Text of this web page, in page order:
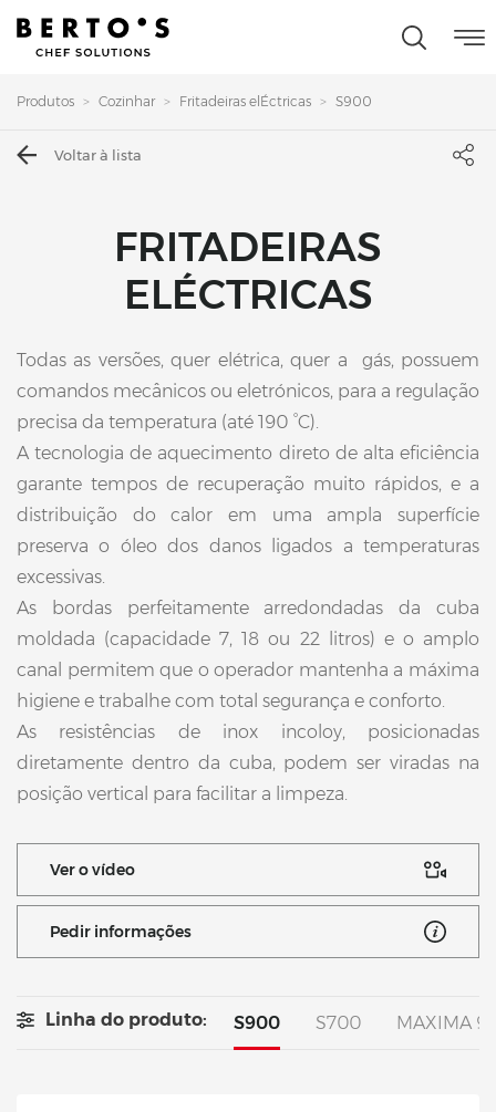
Produtos Cozinhar Fritadeiras elÉctricas S900
Voltar à lista
FRITADEIRAS
ELÉCTRICAS
Todas as versões, quer elétrica, quer a gás, possuem
comandos mecânicos ou eletrónicos, para a regulação
precisa da temperatura (até 190 °C).
A tecnologia de aquecimento direto de alta eficiência
garante tempos de recuperação muito rápidos, e a
distribuição do calor em uma ampla superfície
preserva o óleo dos danos ligados a temperaturas
excessivas.
As bordas perfeitamente arredondadas da cuba
moldada (capacidade 7, 18 ou 22 litros) e o amplo
canal permitem que o operador mantenha a máxima
higiene e trabalhe com total segurança e conforto.
As resistências de inox incoloy, posicionadas
diretamente dentro da cuba, podem ser viradas na
posição vertical para facilitar a limpeza.
Ver o vídeo
Pedir informações
Linha do produto: S900 S700 MAXIMA